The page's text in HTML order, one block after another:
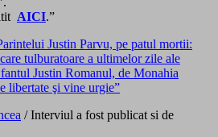
AICI.”
Justin Parvu, pe patul mortii:
tulburatoare a ultimelor zile ale
Justin Romanul, de Monahia
libertate şi vine urgie”
/ Interviul a fost publicat si de